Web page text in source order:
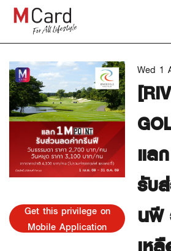
Get this privilege on
Mobile Application
Wed 1
แล
รับ
นฟี